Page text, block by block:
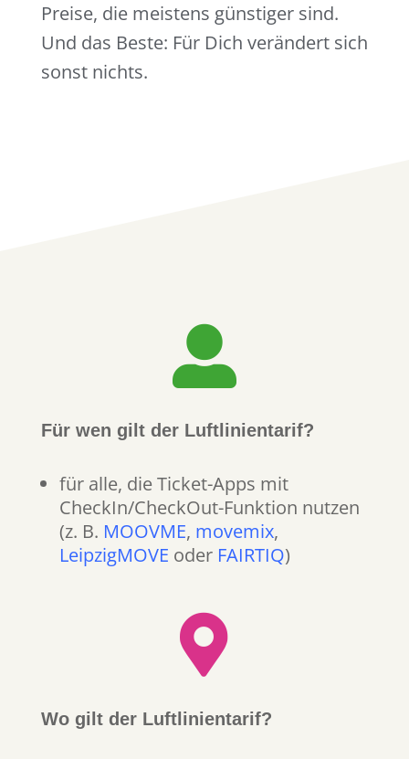
Preise, die meistens günstiger sind.
Und das Beste: Für Dich verändert sich
sonst nichts.

Für wen gilt der Luftlinientarif?
für alle, die Ticket-Apps mit
CheckIn/CheckOut-Funktion nutzen
(z. B. MOOVME, movemix,
LeipzigMOVE oder FAIRTIQ)

Wo gilt der Luftlinientarif?